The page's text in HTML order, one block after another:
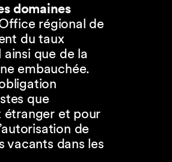
domaines
régional de
du taux
que de la
embauchée.
que
étranger et pour
de
vacants dans les